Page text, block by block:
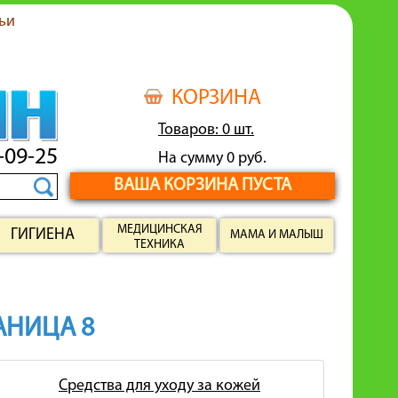
КОРЗИНА
Товаров: 0 шт.
На сумму 0 руб.
ВАША КОРЗИНА ПУСТА
25
ГИГИЕНА
МЕДИЦИНСКАЯ
ТЕХНИКА
МАМА И МАЛЫШ
8
Средства для уходу за кожей